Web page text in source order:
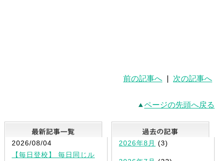
前の記事へ 次の記事へ
ページの先頭へ戻る
最新記事一覧
2026/08/04
【毎日登校】 毎日同じル
2026年8月 (3)